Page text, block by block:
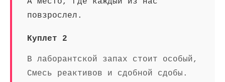
повзрослел.
Куплет 2
В лаборантской запах стоит особый,
Смесь реактивов и сдобной сдобы.